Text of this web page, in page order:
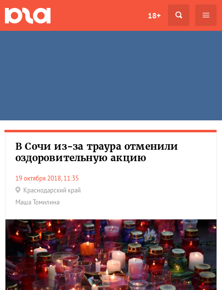
18+
В Сочи из-за траура отменили
оздоровительную акцию
19 октября 2018, 11:35
Краснодарский край
Маша Томилина